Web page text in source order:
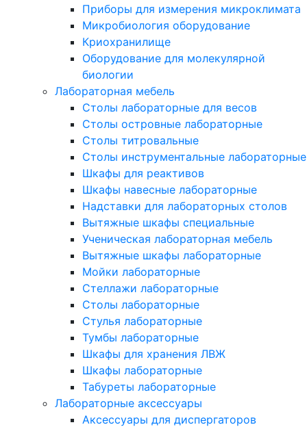
Приборы для измерения микроклимата
Микробиология оборудование
Криохранилище
Оборудование для молекулярной
биологии
Лабораторная мебель
Столы лабораторные для весов
Столы островные лабораторные
Столы титровальные
Столы инструментальные лабораторные
Шкафы для реактивов
Шкафы навесные лабораторные
Надставки для лабораторных столов
Вытяжные шкафы специальные
Ученическая лабораторная мебель
Вытяжные шкафы лабораторные
Мойки лабораторные
Стеллажи лабораторные
Столы лабораторные
Стулья лабораторные
Тумбы лабораторные
Шкафы для хранения ЛВЖ
Шкафы лабораторные
Табуреты лабораторные
Лабораторные аксессуары
Аксессуары для диспергаторов